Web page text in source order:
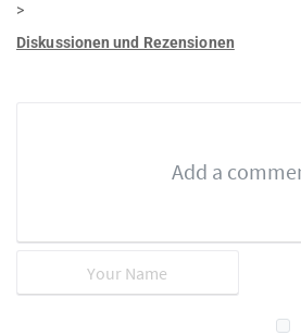
>
Diskussionen und Rezensionen